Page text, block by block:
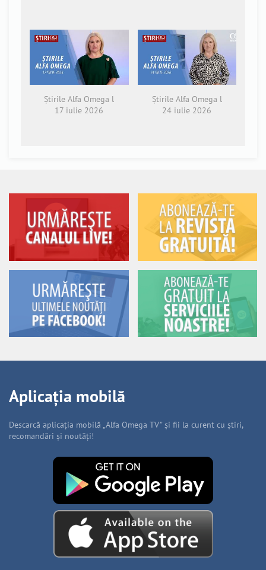
Știrile Alfa Omega l
17 iulie 2026
Știrile Alfa Omega l
24 iulie 2026
Aplicația mobilă
Descarcă aplicația mobilă „Alfa Omega TV” și fii la curent cu știri,
recomandări și noutăți!